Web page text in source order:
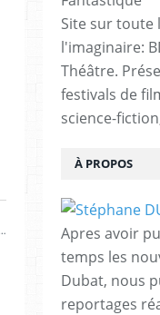
…
Site sur toute
l'imaginaire:
Théâtre.
festivals de
science-
À PROPOS
Apres avoir
temps les
Dubat, nous
reportages